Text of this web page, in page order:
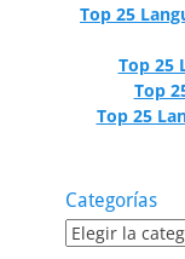
Top 25
Top 25
Top
Top 25
Categorías
Categorías